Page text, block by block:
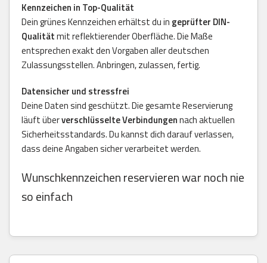
Kennzeichen in Top-Qualität
Dein grünes Kennzeichen erhältst du in geprüfter DIN-
Qualitätmit reflektierender Oberfläche. Die Maße
entsprechen exakt den Vorgaben aller deutschen
Zulassungsstellen. Anbringen, zulassen, fertig.
Datensicher und stressfrei
Deine Daten sind geschützt. Die gesamte Reservierung
läuft überverschlüsselte Verbindungennach aktuellen
Sicherheitsstandards. Du kannst dich darauf verlassen,
dass deine Angaben sicher verarbeitet werden.
Wunschkennzeichen reservieren war noch nie
so einfach